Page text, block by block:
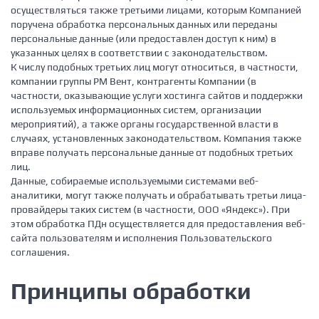
осуществляться также третьими лицами, которым Компанией
поручена обработка персональных данных или переданы
персональные данные (или предоставлен доступ к ним) в
указанных целях в соответствии с законодательством.
К числу подобных третьих лиц могут относиться, в частности,
компании группы РМ Вент, контрагенты Компании (в
частности, оказывающие услуги хостинга сайтов и поддержки
используемых информационных систем, организации
мероприятий), а также органы государственной власти в
случаях, установленных законодательством. Компания также
вправе получать персональные данные от подобных третьих
лиц.
Данные, собираемые используемыми системами веб-
аналитики, могут также получать и обрабатывать третьи лица-
провайдеры таких систем (в частности, ООО «Яндекс»). При
этом обработка ПДн осуществляется для предоставления веб-
сайта пользователям и исполнения Пользовательского
соглашения.
Принципы обработки